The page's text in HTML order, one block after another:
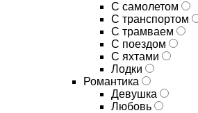
С самолетом
С транспортом
С трамваем
С поездом
С яхтами
Лодки
Романтика
Девушка
Любовь